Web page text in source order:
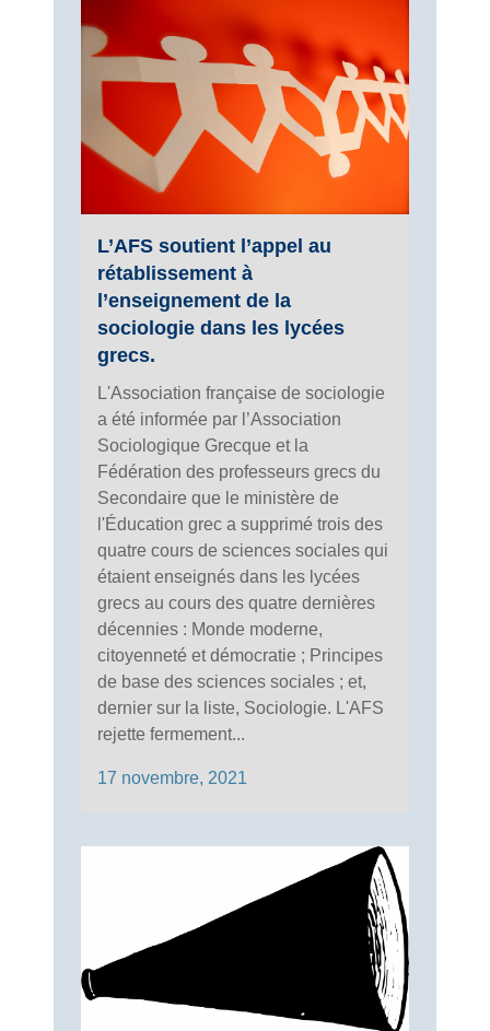
L’AFS soutient l’appel au
rétablissement à
l’enseignement de la
sociologie dans les lycées
grecs.
L'Association française de sociologie
a été informée par l’Association
Sociologique Grecque et la
Fédération des professeurs grecs du
Secondaire que le ministère de
l'Éducation grec a supprimé trois des
quatre cours de sciences sociales qui
étaient enseignés dans les lycées
grecs au cours des quatre dernières
décennies : Monde moderne,
citoyenneté et démocratie ; Principes
de base des sciences sociales ; et,
dernier sur la liste, Sociologie. L'AFS
rejette fermement...
17 novembre, 2021